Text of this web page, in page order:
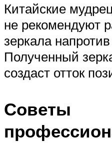
Китайские
не рекомендуют
зеркала напротив
Полученный
создаст отток
Советы